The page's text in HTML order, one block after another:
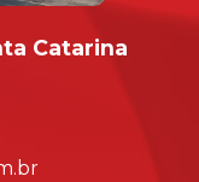
Catarina